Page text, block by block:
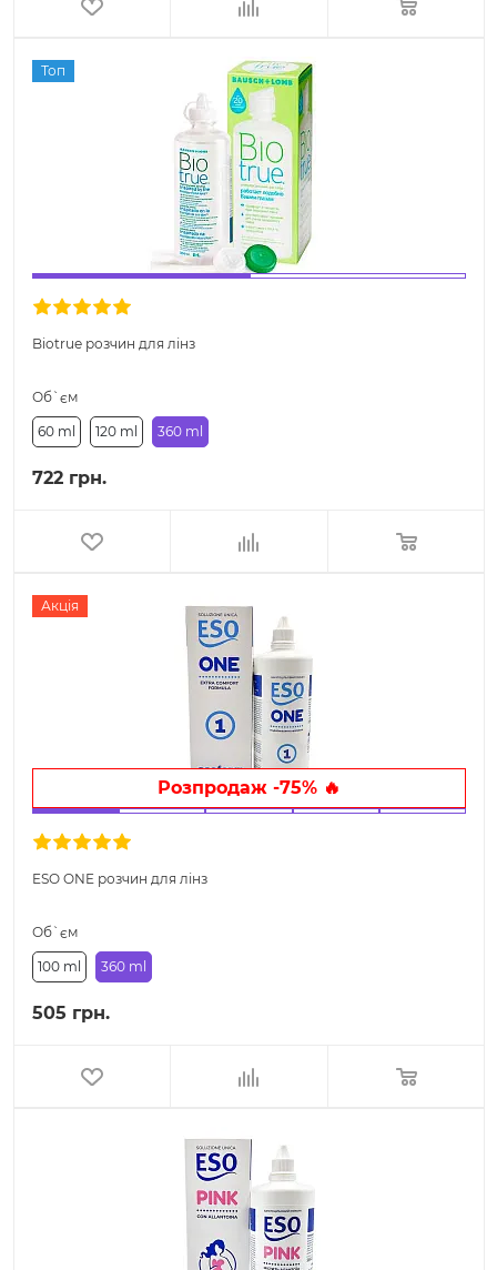
Топ
Biotrue розчин для лінз
Об`єм
60 ml 120 ml 360 ml
722 грн.
Акція
Розпродаж -75% 🔥
ESO ONE розчин для лінз
Об`єм
100 ml 360 ml
505 грн.